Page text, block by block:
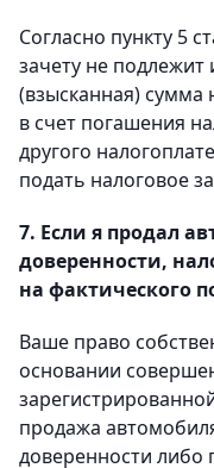
Согласно пункту 5
зачету не
(взысканная) сумма
в счет погашения
другого
подать налоговое
7. Если я продал
доверенности,
на фактического
Ваше право
основании
продажа
доверенности либо